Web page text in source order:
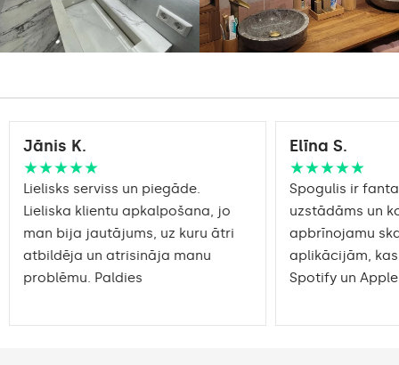
Malas apdare
Spogulis ar pulētām
malām
Jānis K.
★★★★★
Lielisks serviss un piegāde.
Lieliska klientu apkalpošana, jo
man bija jautājums, uz kuru ātri
atbildēja un atrisināja manu
problēmu. Paldies
Elīna S.
★★★★★
Spogulis ir
uzstādāms un
apbrīnojamu
aplikācijām,
Spotify un Apple